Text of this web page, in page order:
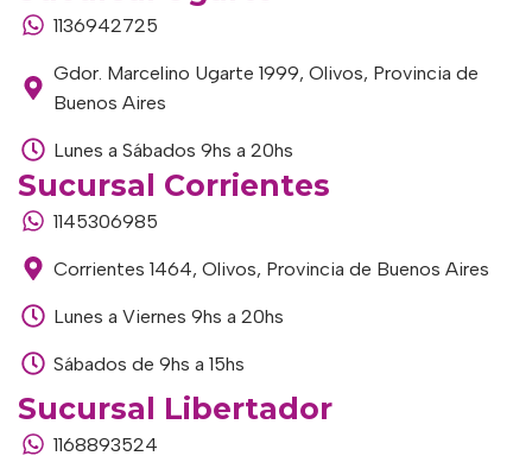
1136942725
Gdor. Marcelino Ugarte 1999, Olivos, Provincia de
Buenos Aires
Lunes a Sábados 9hs a 20hs
Sucursal Corrientes
1145306985
Corrientes 1464, Olivos, Provincia de Buenos Aires
Lunes a Viernes 9hs a 20hs
Sábados de 9hs a 15hs
Sucursal Libertador
1168893524